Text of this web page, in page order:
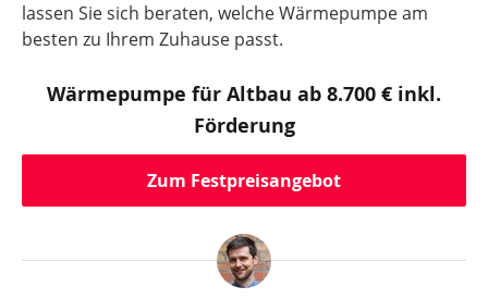
lassen Sie sich beraten, welche Wärmepumpe am
besten zu Ihrem Zuhause passt.
Wärmepumpe für Altbau ab 8.700 € inkl.
Förderung
Zum Festpreisangebot